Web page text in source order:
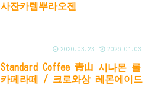
사잔카템뿌라오젠
2020.03.23 2026.01.03
Standard Coffee 青山 시나몬 롤
카페라떼 / 크로와상 레몬에이드